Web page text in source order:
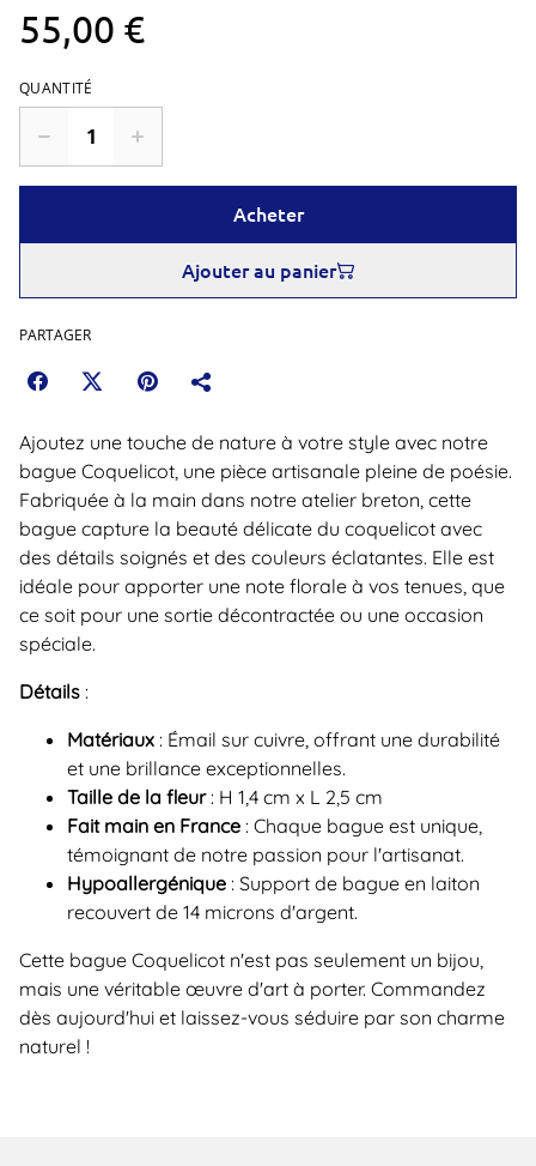
55,00 €
QUANTITÉ
Acheter
Ajouter au panier
PARTAGER
Ajoutez une touche de nature à votre style avec notre
bague Coquelicot, une pièce artisanale pleine de poésie.
Fabriquée à la main dans notre atelier breton, cette
bague capture la beauté délicate du coquelicot avec
des détails soignés et des couleurs éclatantes. Elle est
idéale pour apporter une note florale à vos tenues, que
ce soit pour une sortie décontractée ou une occasion
spéciale.
Détails :
Matériaux : Émail sur cuivre, offrant une durabilité
et une brillance exceptionnelles.
Taille de la fleur: H 1,4 cm x L 2,5 cm
Fait main en France : Chaque bague est unique,
témoignant de notre passion pour l'artisanat.
Hypoallergénique : Support de bague en laiton
recouvert de 14 microns d'argent.
Cette bague Coquelicot n'est pas seulement un bijou,
mais une véritable œuvre d'art à porter. Commandez
dès aujourd'hui et laissez-vous séduire par son charme
naturel !